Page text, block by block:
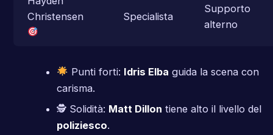
Christensen
Specialista
Supporto
alterno
Punti forti: Idris Elba guida la scena con
carisma.
🕵️ Solidità: Matt Dillon tiene alto il livello del
poliziesco.